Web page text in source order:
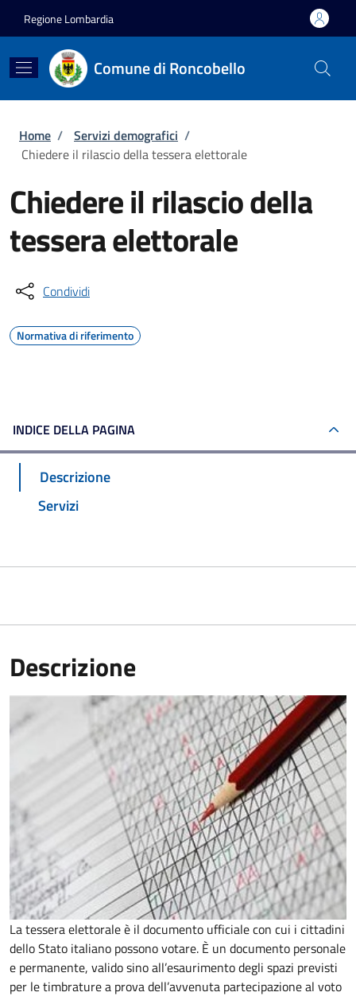
Regione Lombardia
Comune di Roncobello
Briciole di pane
Home / Servizi demografici /
Chiedere il rilascio della tessera elettorale
Chiedere il rilascio della
tessera elettorale
Condividi
Normativa di riferimento
INDICE DELLA PAGINA
Descrizione
Servizi
Descrizione
La tessera elettorale è il documento ufficiale con cui i cittadini
dello Stato italiano possono votare. È un documento personale
e permanente, valido sino all’esaurimento degli spazi previsti
per le timbrature a prova dell’avvenuta partecipazione al voto